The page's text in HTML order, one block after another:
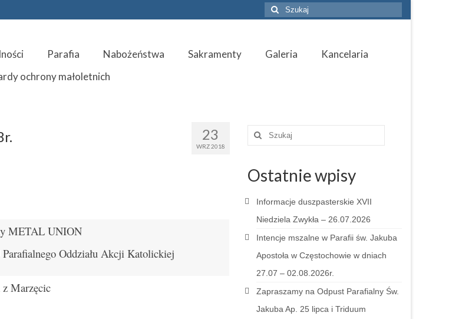
Szuklaj
w:
Parafia Nabożeństwa Sakramenty Galeria
Kancelaria
ochrony małoletnich
23
WRZ 2018
METAL UNION
Oddziału Akcji Katolickiej
z Marzęcic
Szuklaj
Ostatnie wpisy
Informacje duszpasterskie XVII
Niedziela Zwykła – 26.07.2026
Intencje mszalne w Parafii św. Jakuba
Apostoła w Częstochowie w dniach
27.07 – 02.08.2026r.
Zapraszamy na Odpust Parafialny Św.
Jakuba Ap. 25 lipca i Triduum